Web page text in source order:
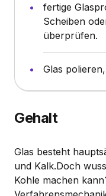
fertige
Scheiben
überprüfen.
Glas
Gehalt
Glas besteht
und Kalk.Doch
Kohle machen